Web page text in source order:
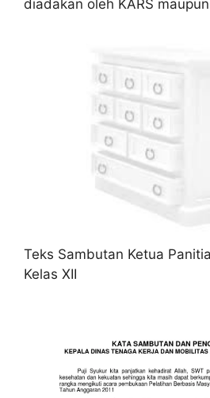
diadakan oleh KARS
Teks Sambutan Ketua
Kelas XII